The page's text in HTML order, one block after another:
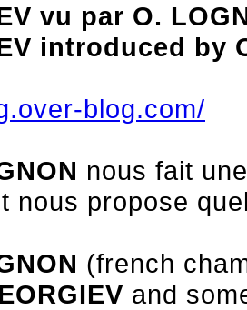
vu par O.
introduced by
blog.com/
nous fait
nous propose
(french
and